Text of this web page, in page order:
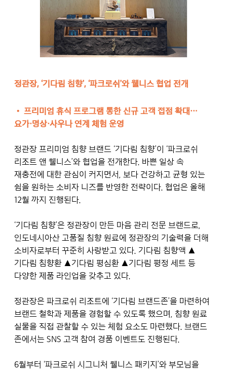
정관장, ‘기다림 침향’, ‘파크로쉬’와 웰니스 협업 전개
• 프리미엄 휴식 프로그램 통한 신규 고객 접점 확대…
요가·명상·사우나 연계 체험 운영
정관장 프리미엄 침향 브랜드 ‘기다림 침향’이 ‘파크로쉬
리조트 앤 웰니스’와 협업을 전개한다. 바쁜 일상 속
재충전에 대한 관심이 커지면서, 보다 건강하고 균형 있는
쉼을 원하는 소비자 니즈를 반영한 전략이다. 협업은 올해
12월 까지 진행된다.
‘기다림 침향’은 정관장이 만든 마음 관리 전문 브랜드로,
인도네시아산 고품질 침향 원료에 정관장의 기술력을 더해
소비자로부터 꾸준히 사랑받고 있다. 기다림 침향액 ▲
기다림 침향환 ▲기다림 평심환 ▲기다림 평정 세트 등
다양한 제품 라인업을 갖추고 있다.
정관장은 파크로쉬 리조트에 ‘기다림 브랜드존’을 마련하여
브랜드 철학과 제품을 경험할 수 있도록 했으며, 침향 원료
실물을 직접 관찰할 수 있는 체험 요소도 마련했다. 브랜드
존에서는 SNS 고객 참여 경품 이벤트도 진행된다.
6월부터 ‘파크로쉬 시그니처 웰니스 패키지’와 부모님을